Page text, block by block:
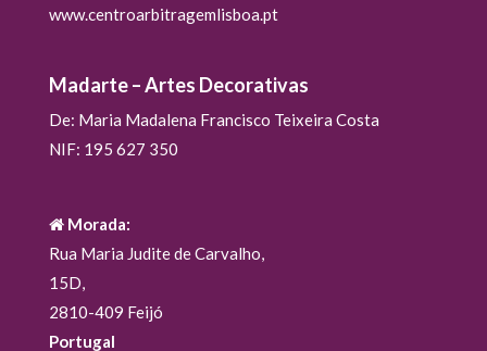
www.centroarbitragemlisboa.pt
Madarte – Artes Decorativas
De: Maria Madalena Francisco Teixeira Costa
NIF: 195 627 350
Morada:
Rua Maria Judite de Carvalho,
15D,
2810-409 Feijó
Portugal